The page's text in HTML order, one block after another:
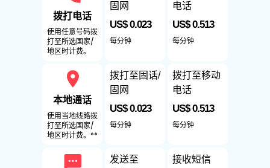
拨打电话
使用任意号码拨
打至所选国家/
地区时计费。
本地通话
使用当地线路拨
打至所选国家/
地区时计费。**
固网
US$ 0.023
每分钟
拨打至固话/
固网
US$ 0.023
每分钟
发送至
电话
US$ 0.513
每分钟
拨打至移动
电话
US$ 0.513
每分钟
接收短信